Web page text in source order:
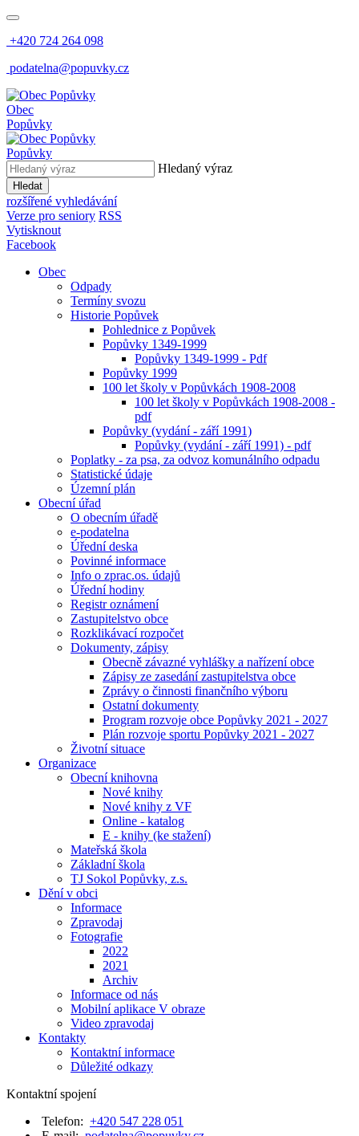
+420 724 264 098
podatelna@popuvky.cz
Obec
Popůvky
Popůvky
Hledaný výraz
Hledat
rozšířené vyhledávání
Verze pro seniory RSS
Vytisknout
Facebook
Obec
Odpady
Termíny svozu
Historie Popůvek
Pohlednice z Popůvek
Popůvky 1349-1999
Popůvky 1349-1999 - Pdf
Popůvky 1999
100 let školy v Popůvkách 1908-2008
100 let školy v Popůvkách 1908-2008 -
pdf
Popůvky (vydání - září 1991)
Popůvky (vydání - září 1991) - pdf
Poplatky - za psa, za odvoz komunálního odpadu
Statistické údaje
Územní plán
Obecní úřad
O obecním úřadě
e-podatelna
Úřední deska
Povinné informace
Info o zprac.os. údajů
Úřední hodiny
Registr oznámení
Zastupitelstvo obce
Rozklikávací rozpočet
Dokumenty, zápisy
Obecně závazné vyhlášky a nařízení obce
Zápisy ze zasedání zastupitelstva obce
Zprávy o činnosti finančního výboru
Ostatní dokumenty
Program rozvoje obce Popůvky 2021 - 2027
Plán rozvoje sportu Popůvky 2021 - 2027
Životní situace
Organizace
Obecní knihovna
Nové knihy
Nové knihy z VF
Online - katalog
E - knihy (ke stažení)
Mateřská škola
Základní škola
TJ Sokol Popůvky, z.s.
Dění v obci
Informace
Zpravodaj
Fotografie
2022
2021
Archiv
Informace od nás
Mobilní aplikace V obraze
Video zpravodaj
Kontakty
Kontaktní informace
Důležité odkazy
Kontaktní spojení
Telefon: +420 547 228 051